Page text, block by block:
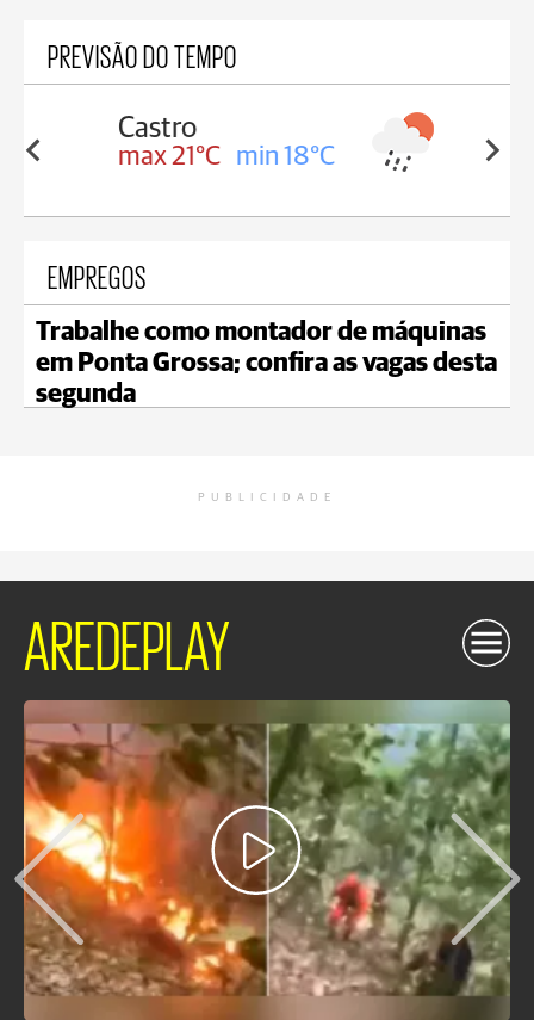
PREVISÃO DO TEMPO
18°C max 20°C min 18°C
EMPREGOS
Trabalhe como montador de máquinas
em Ponta Grossa; confira as vagas desta
segunda
PUBLICIDADE
AREDEPLAY